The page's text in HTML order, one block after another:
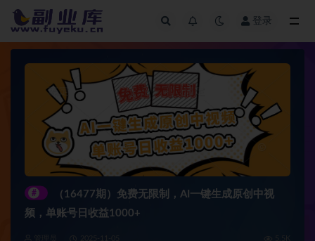
登录
#
（16477期）免费无限制，AI一键生成原创中视
频，单账号日收益1000+